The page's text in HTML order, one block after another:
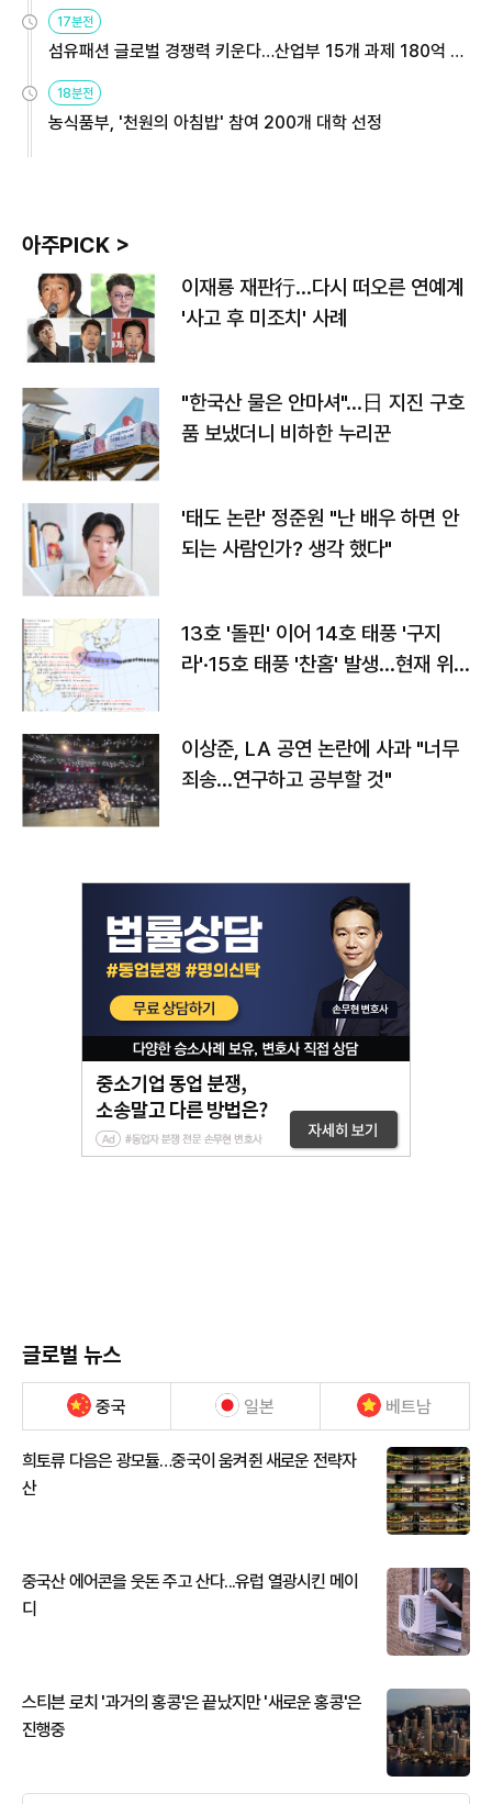
17분전
섬유패션 글로벌 경쟁력 키운다…산업부 15개 과제 180억 지
18분전
농식품부, '천원의 아침밥' 참여 200개 대학 선정
아주PICK >
이재룡 재판行…다시 떠오른 연예계
'사고 후 미조치' 사례
"한국산 물은 안마셔"…日 지진 구호
품 보냈더니 비하한 누리꾼
'태도 논란' 정준원 "난 배우 하면 안
되는 사람인가? 생각 했다"
13호 '돌핀' 이어 14호 태풍 '구지
라'·15호 태풍 '찬홈' 발생…현재 위
이상준, LA 공연 논란에 사과 "너무
죄송…연구하고 공부할 것"
글로벌 뉴스
중국 일본 베트남
희토류 다음은 광모듈…중국이 움켜쥔 새로운 전략자
산
중국산 에어콘을 웃돈 주고 산다...유럽 열광시킨 메이
디
스티븐 로치 '과거의 홍콩'은 끝났지만 '새로운 홍콩'은
진행중